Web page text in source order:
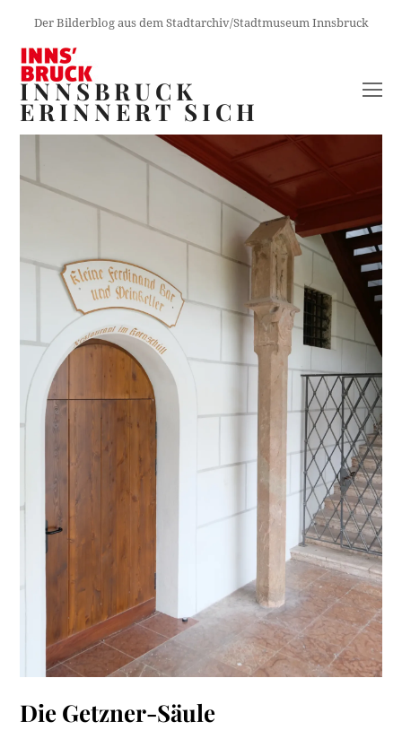
Der Bilderblog aus dem Stadtarchiv/Stadtmuseum Innsbruck
INNSBRUCK
ERINNERT SICH
Die Getzner-Säule